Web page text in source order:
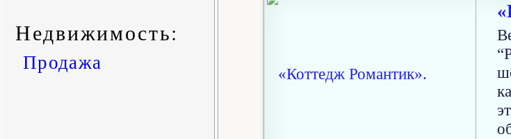
Недвижимость:
Продажа